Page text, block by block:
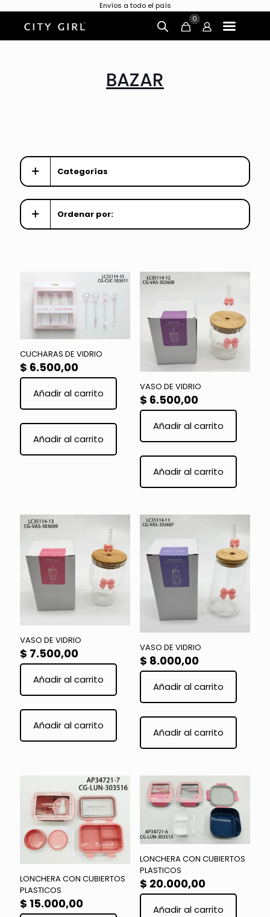
Envíos a todo el país
0
BAZAR
Categorías
Ordenar por:
CUCHARAS DE VIDRIO
$ 6.500,00
Añadir al carrito
Añadir al carrito
VASO DE VIDRIO
$ 6.500,00
Añadir al carrito
Añadir al carrito
VASO DE VIDRIO
$ 7.500,00
Añadir al carrito
Añadir al carrito
VASO DE VIDRIO
$ 8.000,00
Añadir al carrito
Añadir al carrito
LONCHERA CON CUBIERTOS
PLASTICOS
$ 15.000,00
LONCHERA CON CUBIERTOS
PLASTICOS
$ 20.000,00
Añadir al carrito